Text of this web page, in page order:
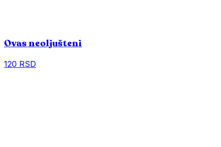
Ovas neoljušteni
120 RSD